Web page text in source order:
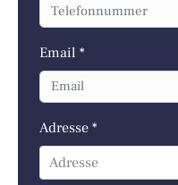
Email *
Adresse *
Adresse